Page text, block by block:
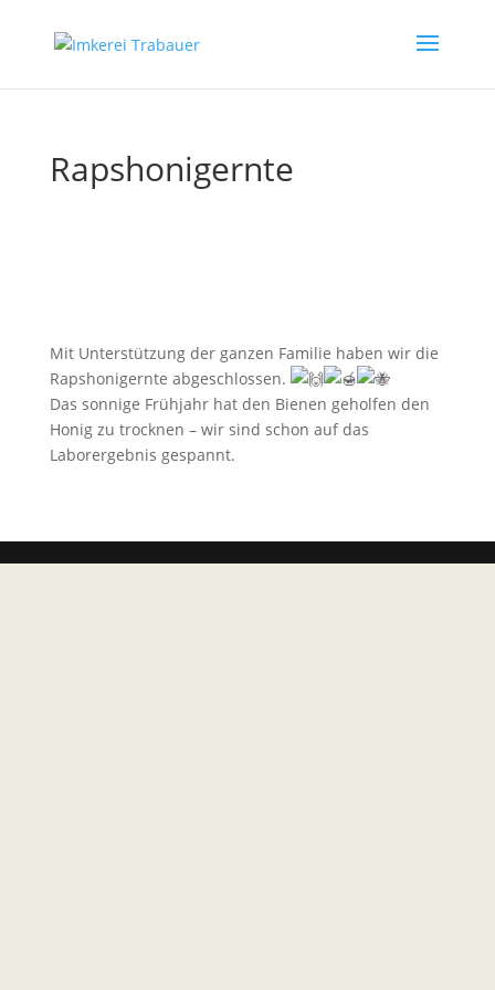
Rapshonigernte
Mit Unterstützung der ganzen Familie haben wir die
Rapshonigernte abgeschlossen.
Das sonnige Frühjahr hat den Bienen geholfen den
Honig zu trocknen – wir sind schon auf das
Laborergebnis gespannt.